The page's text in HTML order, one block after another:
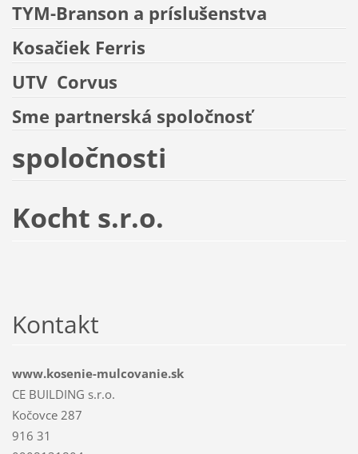
TYM-Branson a príslušenstva
KosačiekFerris
UTVCorvus
Sme partnerská spoločnosť
spoločnosti
Kocht s.r.o.
Kontakt
www.kosenie-mulcovanie.sk
CE BUILDING s.r.o.
Kočovce 287
916 31